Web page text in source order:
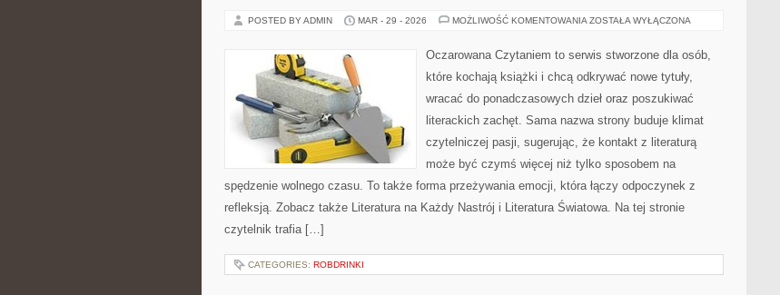
POSTED BY ADMIN MAR - 29 - 2026 MOŻLIWOŚĆ KOMENTOWANIA NOWOŚCI
ZOSTAŁA WYŁĄCZONA
Oczarowana Czytaniem to serwis stworzone dla osób,
które kochają książki i chcą odkrywać nowe tytuły,
wracać do ponadczasowych dzieł oraz poszukiwać
literackich zachęt. Sama nazwa strony buduje klimat
czytelniczej pasji, sugerując, że kontakt z literaturą
może być czymś więcej niż tylko sposobem na
spędzenie wolnego czasu. To także forma przeżywania emocji, która łączy odpoczynek z
refleksją. Zobacz także Literatura na Każdy Nastrój i Literatura Światowa. Na tej stronie
czytelnik trafia […]
CATEGORIES: ROBDRINKI